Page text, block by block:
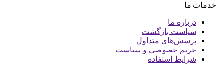
خدمات ما
درباره ما
سیاست بازگشت
پرسش‌های متداول
حریم خصوصی و سیاست
شرایط استفاده